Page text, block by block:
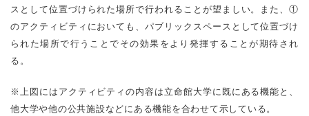
スとして位置づけられた場所で行われることが望ましい。また、①
のアクティビティにおいても、パブリックスペースとして位置づけ
られた場所で行うことでその効果をより発揮することが期待され
る。
※上図にはアクティビティの内容は立命館大学に既にある機能と、
他大学や他の公共施設などにある機能を合わせて示している。